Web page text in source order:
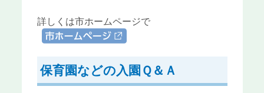
詳しくは市ホームページで
市ホームページ
保育園などの入園Ｑ＆Ａ